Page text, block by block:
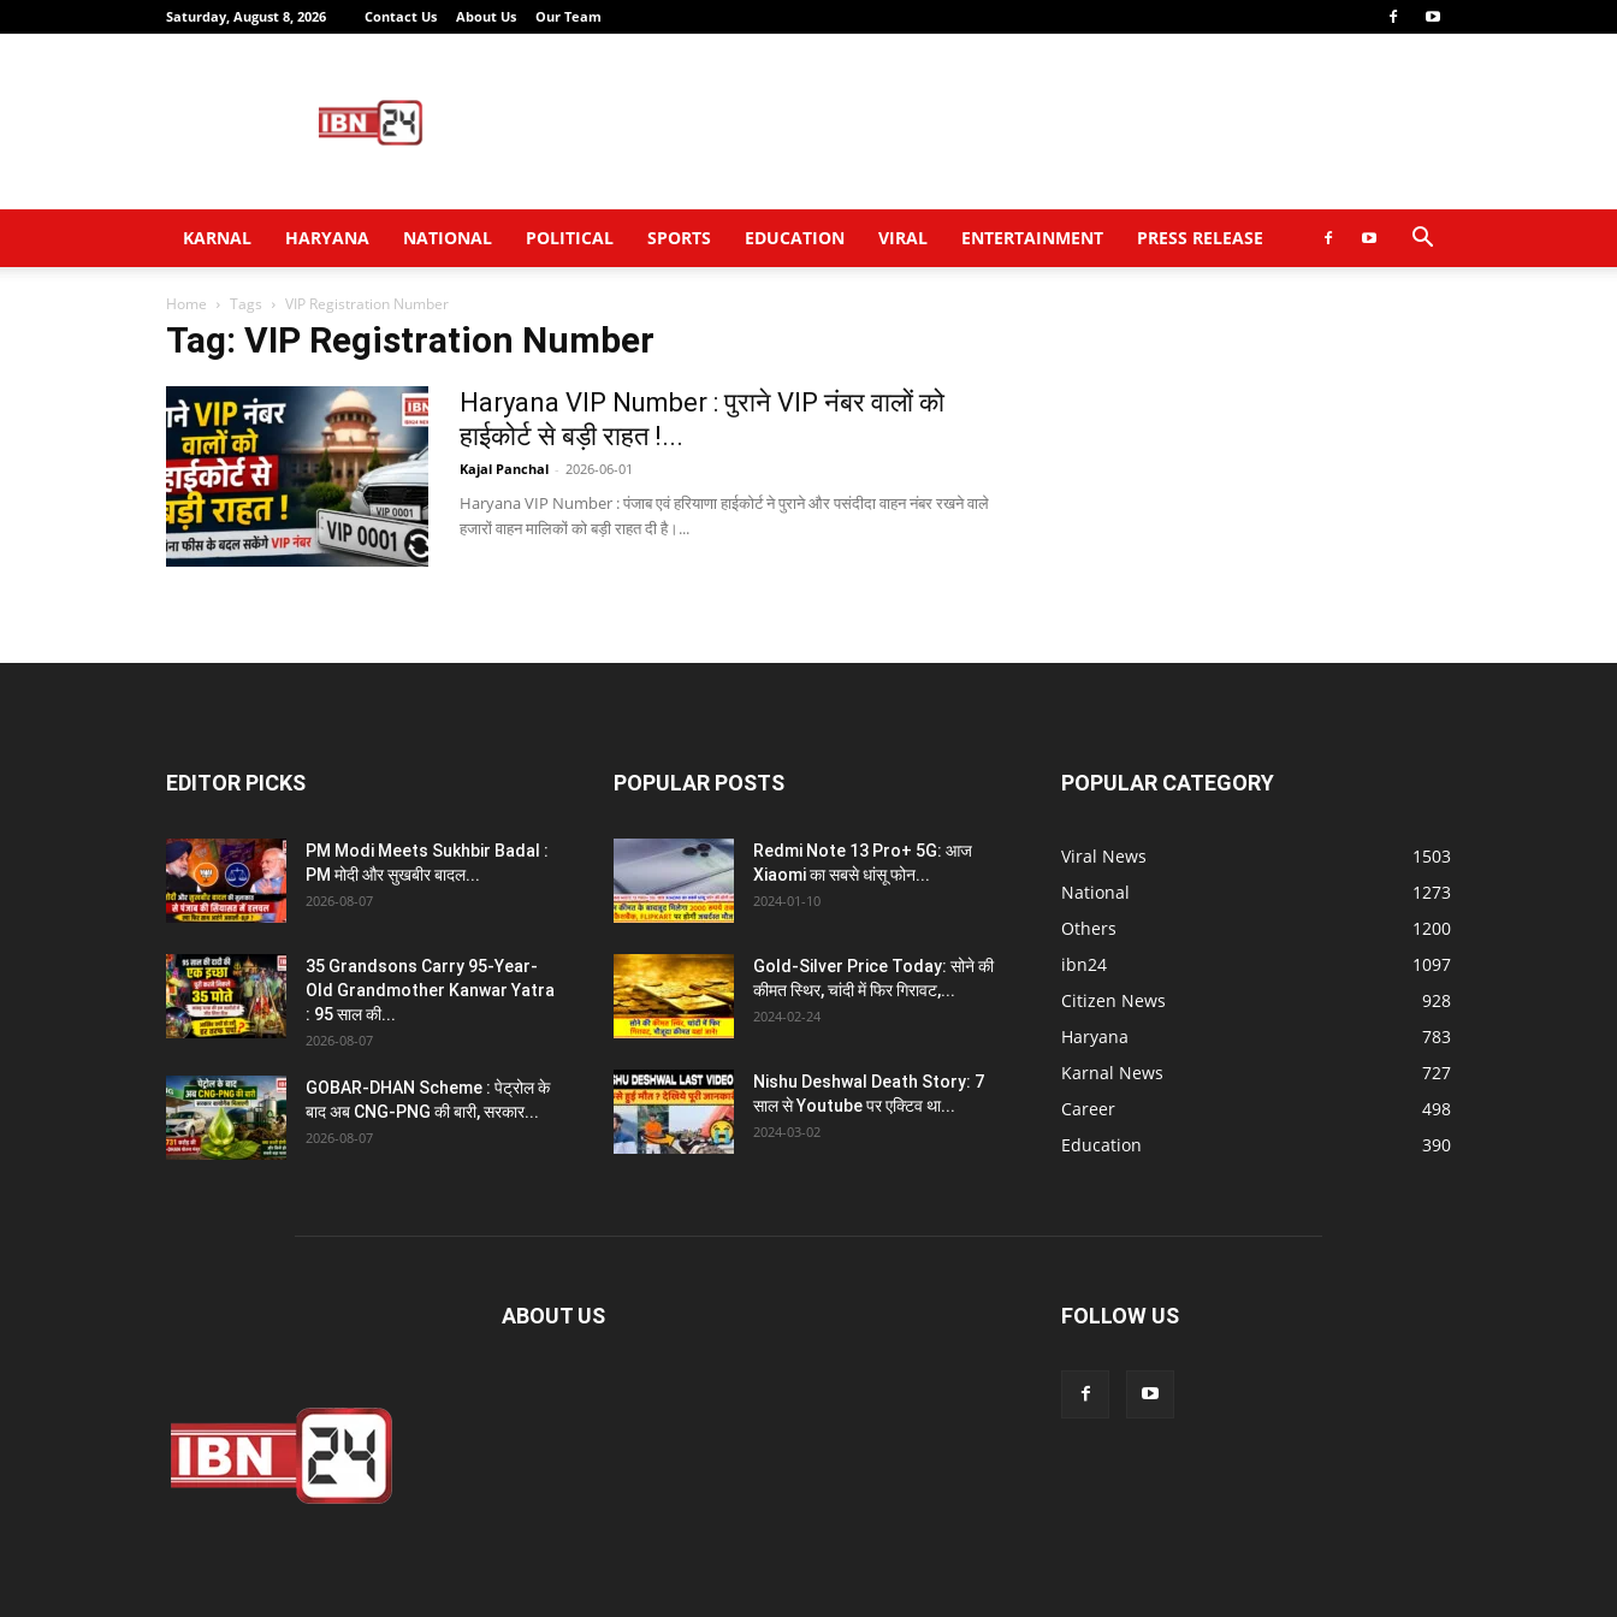
Saturday, August 8, 2026 Contact Us About Us Our Team
News
Network
KARNAL HARYANA NATIONAL POLITICAL SPORTS EDUCATION VIRAL ENTERTAINMENT PRESS RELEASE
Home Tags VIP Registration Number
Tag: VIP Registration Number
Haryana VIP Number : पुराने VIP नंबर वालों को
हाईकोर्ट से बड़ी राहत !...
Kajal Panchal - 2026-06-01
Haryana VIP Number : पंजाब एवं हरियाणा हाईकोर्ट ने पुराने और पसंदीदा वाहन नंबर रखने वाले
हजारों वाहन मालिकों को बड़ी राहत दी है।...
EDITOR PICKS
PM Modi Meets Sukhbir Badal :
PM मोदी और सुखबीर बादल...
2026-08-07
35 Grandsons Carry 95-Year-
Old Grandmother Kanwar Yatra
: 95 साल की...
2026-08-07
GOBAR-DHAN Scheme : पेट्रोल के
बाद अब CNG-PNG की बारी, सरकार...
2026-08-07
POPULAR POSTS
Redmi Note 13 Pro+ 5G: आज
Xiaomi का सबसे धांसू फोन...
2024-01-10
Gold-Silver Price Today: सोने की
कीमत स्थिर, चांदी में फिर गिरावट,...
2024-02-24
Nishu Deshwal Death Story: 7
साल से Youtube पर एक्टिव था...
2024-03-02
POPULAR CATEGORY
Viral News
1503
National
1273
Others
1200
ibn24
1097
Citizen News
928
Haryana
783
Karnal News
727
Career
498
Education
390
ABOUT US FOLLOW US